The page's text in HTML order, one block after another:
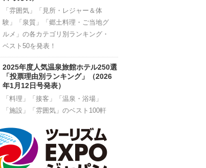
「雰囲気」「見所・レジャー＆体
験」「泉質」「郷土料理・ご当地グ
ルメ」の各カテゴリ別ランキング・
ベスト50を発表！
2025年度人気温泉旅館ホテル250選
「投票理由別ランキング」（2026
年1月12日号発表）
「料理」「接客」「温泉・浴場」
「施設」「雰囲気」のベスト100軒